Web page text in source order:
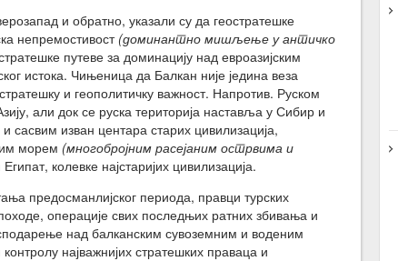
и обратно, указали су да геостратешке
непремостивост (доминантно мишљење у античко
путеве за доминацију над евроазијским
истока. Чињеница да Балкан није једина веза
и геополитичку важност. Напротив. Руском
али док се руска територија наставља у Сибир и
сасвим изван центара старих цивилизација,
морем (многобројним расејаним острвима и
колевке најстаријих цивилизација.
предосманлијског периода, правци турских
операције свих последњих ратних збивања и
над балканским сувоземним и воденим
најважнијих стратешких праваца и